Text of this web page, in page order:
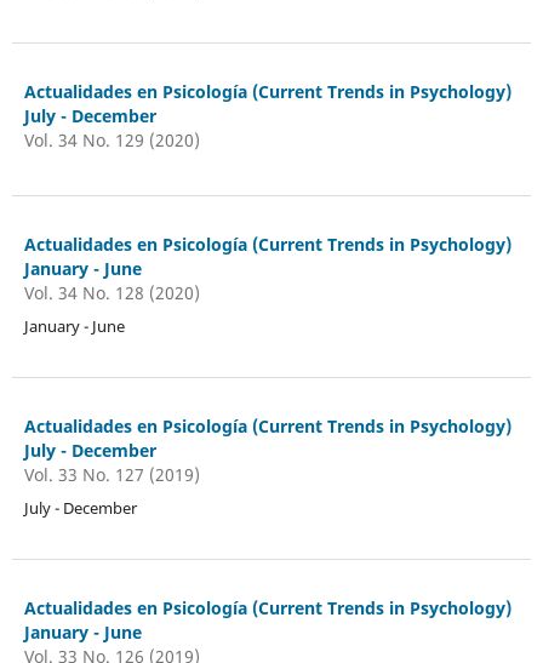
Actualidades en Psicología (Current Trends in Psychology)
July - December
Vol. 34 No. 129 (2020)
Actualidades en Psicología (Current Trends in Psychology)
January - June
Vol. 34 No. 128 (2020)
January - June
Actualidades en Psicología (Current Trends in Psychology)
July - December
Vol. 33 No. 127 (2019)
July - December
Actualidades en Psicología (Current Trends in Psychology)
January - June
Vol. 33 No. 126 (2019)